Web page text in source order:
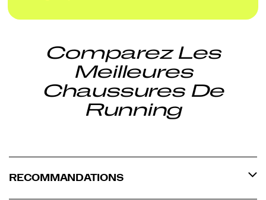
Comparez Les
Meilleures
Chaussures De
Running
RECOMMANDATIONS